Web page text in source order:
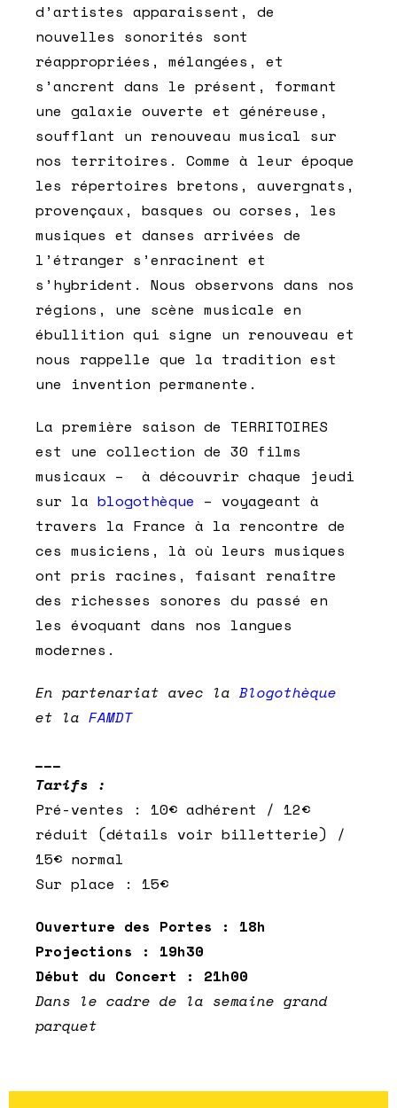
d’artistes apparaissent, de
nouvelles sonorités sont
réappropriées, mélangées, et
s’ancrent dans le présent, formant
une galaxie ouverte et généreuse,
soufflant un renouveau musical sur
nos territoires. Comme à leur époque
les répertoires bretons, auvergnats,
provençaux, basques ou corses, les
musiques et danses arrivées de
l’étranger s’enracinent et
s’hybrident. Nous observons dans nos
régions, une scène musicale en
ébullition qui signe un renouveau et
nous rappelle que la tradition est
une invention permanente.
La première saison de TERRITOIRES
est une collection de 30 films
musicaux – à découvrir chaque jeudi
sur la blogothèque – voyageant à
travers la France à la rencontre de
ces musiciens, là où leurs musiques
ont pris racines, faisant renaître
des richesses sonores du passé en
les évoquant dans nos langues
modernes.
En partenariat avec la Blogothèque
et la FAMDT
Tarifs :
Pré-ventes : 10€ adhérent / 12€
réduit (détails voir billetterie) /
15€ normal
Sur place : 15€
Ouverture des Portes : 18h
Projections : 19h30
Début du Concert : 21h00
Dans le cadre de la semaine grand
parquet